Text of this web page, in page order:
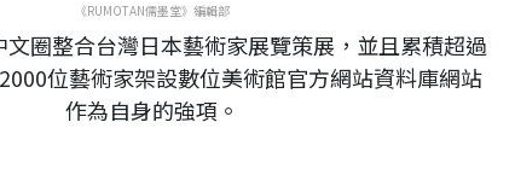
《RUMOTAN儒墨堂》編輯部
文圈整合台灣日本藝術家展覽策展，並且累積超過
位藝術家架設數位美術館官方網站資料庫網站
作為自身的強項。